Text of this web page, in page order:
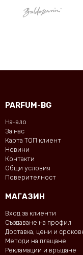
PARFUM-BG
Начало
За нас
Карта ТОП клиент
Новини
Контакти
Общи условия
Поверителност
МАГАЗИН
Вход за клиенти
Създаване на профил
Доставка, цени и
Методи на плащане
Рекламации и връщане